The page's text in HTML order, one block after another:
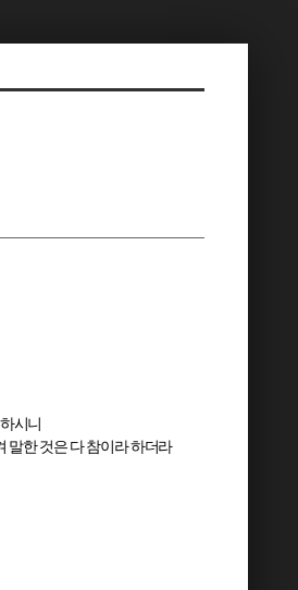
시니
말한 것은 다 참이라 하더라